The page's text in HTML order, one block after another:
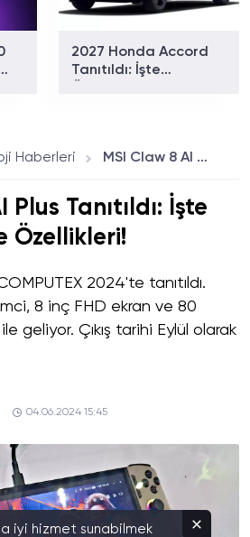
2027 Honda Accord
Tanıtıldı: İşte
Haberleri MSI Claw 8 AI Plus Tanıtıldı: İşte Çıkış Tarihi ve Özellikleri!
Tanıtıldı: İşte
Özellikleri!
2024'te tanıtıldı.
8 inç FHD ekran ve 80
Çıkış tarihi Eylül olarak
04.06.2024 15:45
iyi hizmet sunabilmek